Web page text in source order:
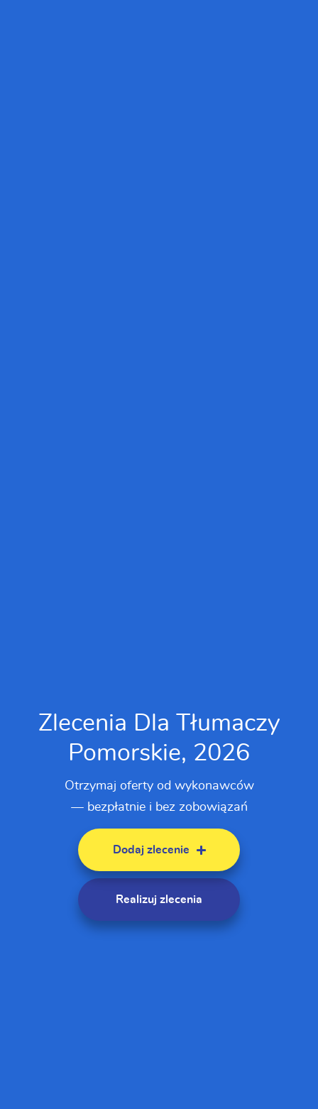
Zlecenia Dla Tłumaczy
Pomorskie, 2026
Otrzymaj oferty od wykonawców
— bezpłatnie i bez zobowiązań
Dodaj zlecenie
Realizuj zlecenia